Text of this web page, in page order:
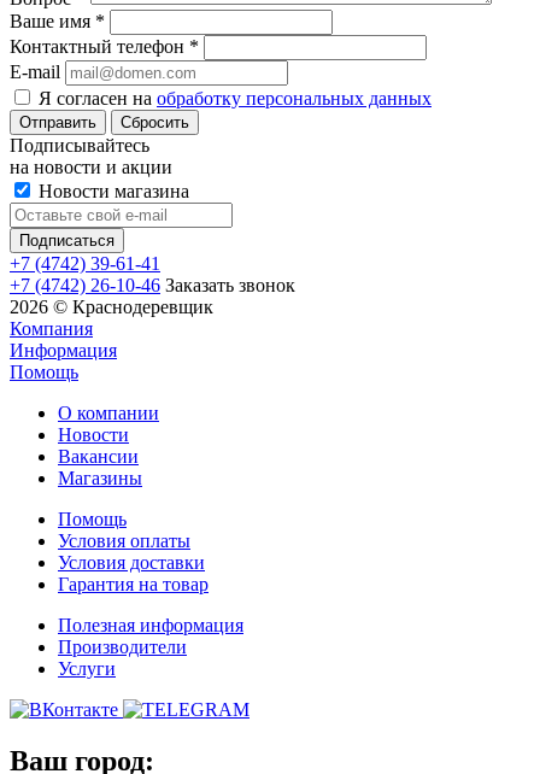
Ваше имя *
Контактный телефон *
E-mail
Я согласен на обработку персональных данных
Сбросить
Подписывайтесь
на новости и акции
Новости магазина
+7 (4742) 39-61-41
+7 (4742) 26-10-46 Заказать звонок
2026 © Краснодеревщик
Компания
Информация
Помощь
О компании
Новости
Вакансии
Магазины
Помощь
Условия оплаты
Условия доставки
Гарантия на товар
Полезная информация
Производители
Услуги
Ваш город: